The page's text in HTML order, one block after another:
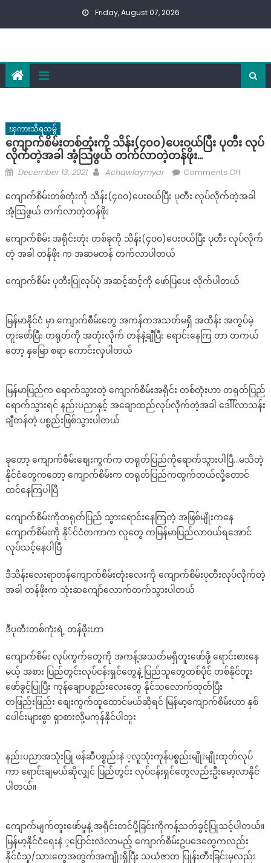
Friday, August 07, 2026
ၾကားသိရသမွ်
ကျောက်စိမ်းတစ်တုံးကို သိန်း(၄၀၀)ပေးဝယ်ပြီး ပုတီး လုပ်
လိုက်တဲ့အခါ အံ့သြဖွယ် တက်လာတဲ့တန်ဖိုး…
Posted
December 13, 2021 Author
Achawlaymyar Comments Offon
တစ်
သိန်း(၄၀
တဲ့
အခါ
တက်
လာ
ကျောက်စိမ်းတစ်တုံးကို သိန်း(၄၀၀)ပေးဝယ်ပြီး ပုတီး လုပ်လိုက်တဲ့အခါ
အံ့သြဖွယ် တက်လာတဲ့တန်ဖိုး
ကျောက်စိမ်း အရိုင်းတုံး တစ်ခုကို သိန်း(၄၀၀)ပေးဝယ်ပြီး ပုတီး လုပ်လိုက်
တဲ့ အခါ တန်ဖိုး က အဆမတန် တက်လာပါတယ်
ကျောက်စိမ်း ပုတီးပြုလုပ်ပုံ အဆင့်ဆင့်ကို ဖော်ပြပေး လိုက်ပါတယ်
မြန်မာနိုင်ငံ မှာ ကျောက်စီမ်းတွေ အကန်ကအသတ်မရှိ အထိန်း အကွပ်မဲ့
တူးဖော်ပြီး တရုတ်ကို အတုံးလိုက် တန်နဲ့ချီပြီး ရောင်းနေကြ တာ တကယ်
တော့ နှမြော စရာ ကောင်းလှပါတယ်
မြန်မာပြည်က ရောက်သွားတဲ့ ကျောက်စိမ်းအရိုင်း တစ်တုံးဟာ တရုတ်ပြည်
ရောက်သွားရင် နည်းပညာနှင့် အချောထည်လုပ်လိုက်တဲ့အခါ ဒေါ်ါ်လာသန်း
ချီတန်တဲ့ ပစ္စည်းဖြစ်သွားပါတယ်
ခုတော့ ကျောက်စီမ်းစျေးကွက်က တရုတ်ပြည်ကိုရောက်သွားပါပြီ…မသိတဲ့
နိုင်ငံတွေကတော့ ကျောက်စိမ်းက တရုတ်ပြည်ကထွက်တယ်လို့တောင်
ထင်နေကြပါပြီ
ကျောက်စိမ်းကိုတရုတ်ပြည် သွားရောင်းနေကြတဲ့ အဖြစ်မျိုးကနေ
ကျောက်စိမ်းကို နို်င်ငံတကာက လူတွေ ကမြန်မာပြည်လာဝယ်ရအောင်
လုပ်သင့်နေပါပြီ
ဒီသိန်းလေးရာတန်ကျောက်စိမ်းတုံးလေးကို ကျောက်စိမ်းပုတီးလုပ်လိုက်တဲ့
အခါ တန်ဖိုးက သုံးဆကျော်လောက်တက်သွားပါတယ်
ဒီပုတီးတစ်ကုံးရဲ့ တန်ဖိုးဟာ
ကျောက်စိမ်း လုပ်ကွက်တွေကို အကန့်အသတ်မရှိတူးဖော်ဖို့ ရောင်းစားနေ
မယ့် အစား ပြည်တွင်းလုပ်ငန်းရှင်တွေနဲ့ ပြည်သူတွေတစ်ပိုင် တစ်နိုင်တူး
ဖော်ခွင့်ပြုပြီး ကုန်ချောပစ္စည်းလေးတွေ နိုင်သလောက်ထုတ်ပြီး
တဖြည်းဖြည်း စျေးကွက်ထူထောင်မယ်ဆိုရင် မြန်မာ့ကျောက်စိမ်းဟာ နှစ်
ပေါင်းများစွာ ရှာစားလို့မကုန်နိုင်ပါဘူး
နည်းပညာအသုံးပြု ဖန်ဆီပစ္စည်းနဲ ့လူသုံးကုန်ပစ္စည်းမျိုးမျိုးထုတ်လုပ်
ကာ ရောင်းချမယ်ဆိုလျှင် ပြည်တွင်း လုပ်ငန်းရှင်တွေလည်းဦးမော့လာနိုင်
ပါတယ်။
ကျောက်မျက်တူးဖော်မှုနဲ့ အရိုင်းတင်ပို့ခြင်းကိုကန့်သတ်ခွင့်ပြုသင့်ပါတယ်။
မြန်မာ့နိုင်ငံရေးနဲ ့ပြောင်းလဲလာမည့် ကျောက်စိမ်းဥပဒေတွေကလည်း
နိုင်ငံသူ/သားတွေအတွက်အကျိုးရှိပြီး သယံဇာတ ပြုန်းတီးခြင်းမှလည်း